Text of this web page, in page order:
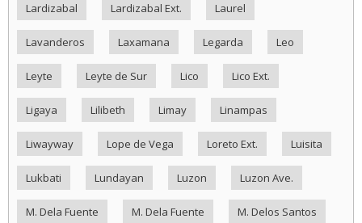
Lardizabal Lardizabal Ext. Laurel
Lavanderos Laxamana Legarda Leo
Leyte Leyte de Sur Lico Lico Ext.
Ligaya Lilibeth Limay Linampas
Liwayway Lope de Vega Loreto Ext. Luisita
Lukbati Lundayan Luzon Luzon Ave.
M. Dela Fuente M. Dela Fuente M. Delos Santos